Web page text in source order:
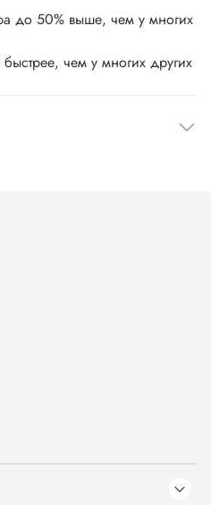
до 50% выше, чем у многих
чем у многих других